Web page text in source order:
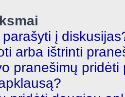
į
arba ištrinti
pranešimų pridėti